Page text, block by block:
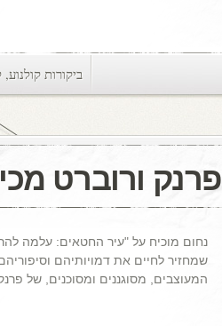
ביקורות קולנוע,
פרנק ורוברט
נחום מוכיח על "עיר החטאים: עלמה
שמחזיר לחיים את דמויותיהם
המעוצבים, מסוגננים ומסוכנים, של